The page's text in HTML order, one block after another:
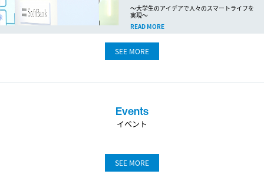
～大学生のアイデアで人々のスマートライフを
実現～
READ MORE
SEE MORE
Events
イベント
SEE MORE